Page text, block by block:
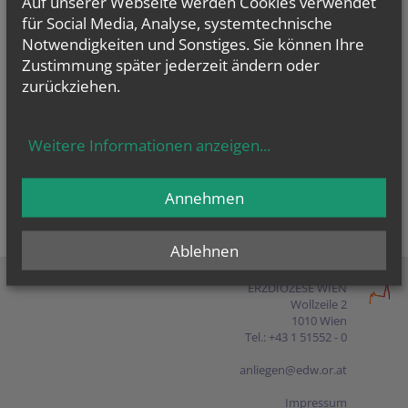
Presse
Shop
ERZDIÖZESE WIEN
Wollzeile 2
1010 Wien
Tel.: +43 1 51552 - 0
anliegen@edw.or.at
Impressum
für Social Media, Analyse, systemtechnische
Notwendigkeiten und Sonstiges. Sie können Ihre
Zustimmung später jederzeit ändern oder
zurückziehen.
Weitere Informationen anzeigen...
Ablehnen
Annehmen